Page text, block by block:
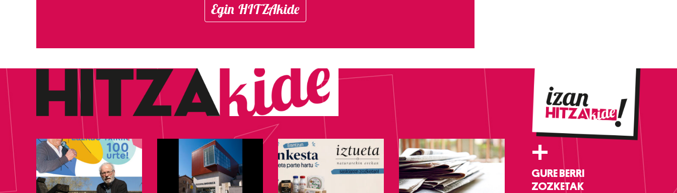
Egin HITZAkide
+
GURE BERRI
ZOZKETAK